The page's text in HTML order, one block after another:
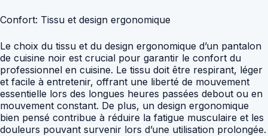
Confort: Tissu et design ergonomique
Le choix du tissu et du design ergonomique d’un pantalon
de cuisine noir est crucial pour garantir le confort du
professionnel en cuisine. Le tissu doit être respirant, léger
et facile à entretenir, offrant une liberté de mouvement
essentielle lors des longues heures passées debout ou en
mouvement constant. De plus, un design ergonomique
bien pensé contribue à réduire la fatigue musculaire et les
douleurs pouvant survenir lors d’une utilisation prolongée.